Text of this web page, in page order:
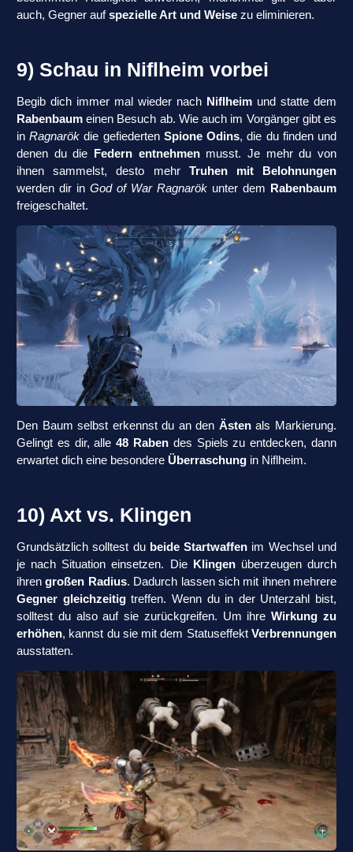
auch, Gegner aufspezielle Art und Weise zu eliminieren.
9) Schau in Niflheim vorbei
Begib dich immer mal wieder nach Niflheim und statte dem
Rabenbaum einen Besuch ab. Wie auch im Vorgänger gibt es
inRagnarök die gefiederten Spione Odins, die du finden und
denen du die
Federn entnehmenmusst. Je mehr du von
ihnen sammelst, desto mehr Truhen mit Belohnungen
werden dir in God of War Ragnarök unter dem
Rabenbaum
freigeschaltet.
Den Baum selbst erkennst du an den Ästenals Markierung.
Gelingt es dir, alle48 Raben des Spiels zu entdecken, dann
erwartet dich eine besondere Überraschung in Niflheim.
10) Axt vs. Klingen
Grundsätzlich solltest du beide Startwaffen im Wechsel und
je nach Situation einsetzen. Die
Klingenüberzeugen durch
ihrengroßen Radius. Dadurch lassen sich mit ihnen mehrere
Gegner gleichzeitigtreffen. Wenn du in der Unterzahl bist,
solltest du also auf sie zurückgreifen. Um ihreWirkung zu
erhöhen, kannst du sie mit dem Statuseffekt Verbrennungen
ausstatten.